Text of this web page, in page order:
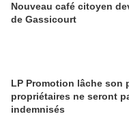
Nouveau café citoyen
de Gassicourt
LP Promotion lâche son
propriétaires ne seront
indemnisés